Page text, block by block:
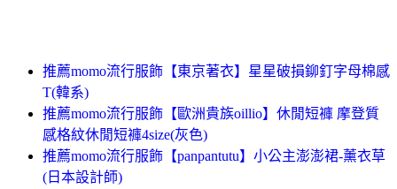
推薦momo流行服飾【東京著衣】星星破損鉚釘字母棉感
T(韓系)
推薦momo流行服飾【歐洲貴族oillio】休閒短褲 摩登質
感格紋休閒短褲4size(灰色)
推薦momo流行服飾【panpantutu】小公主澎澎裙-薰衣草
(日本設計師)